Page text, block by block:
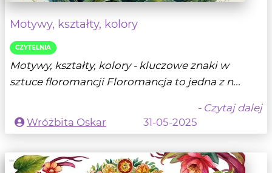
Motywy, kształty, kolory
CZYTELNIA
Motywy, kształty, kolory - kluczowe znaki w
sztuce floromancji Floromancja to jedna z n...
- Czytaj dalej
Wróżbita Oskar
31-05-2025